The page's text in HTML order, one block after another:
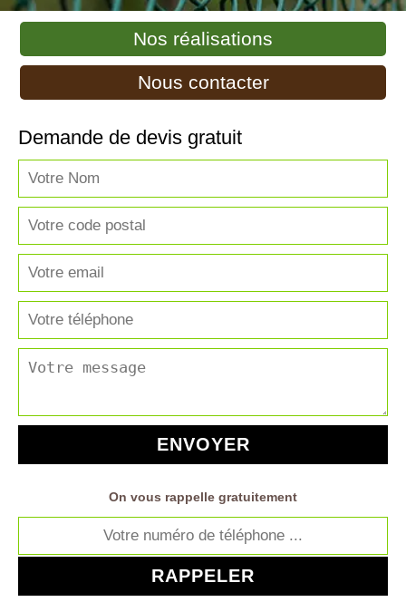
Nos réalisations
Nous contacter
Demande de devis gratuit
On vous rappelle gratuitement